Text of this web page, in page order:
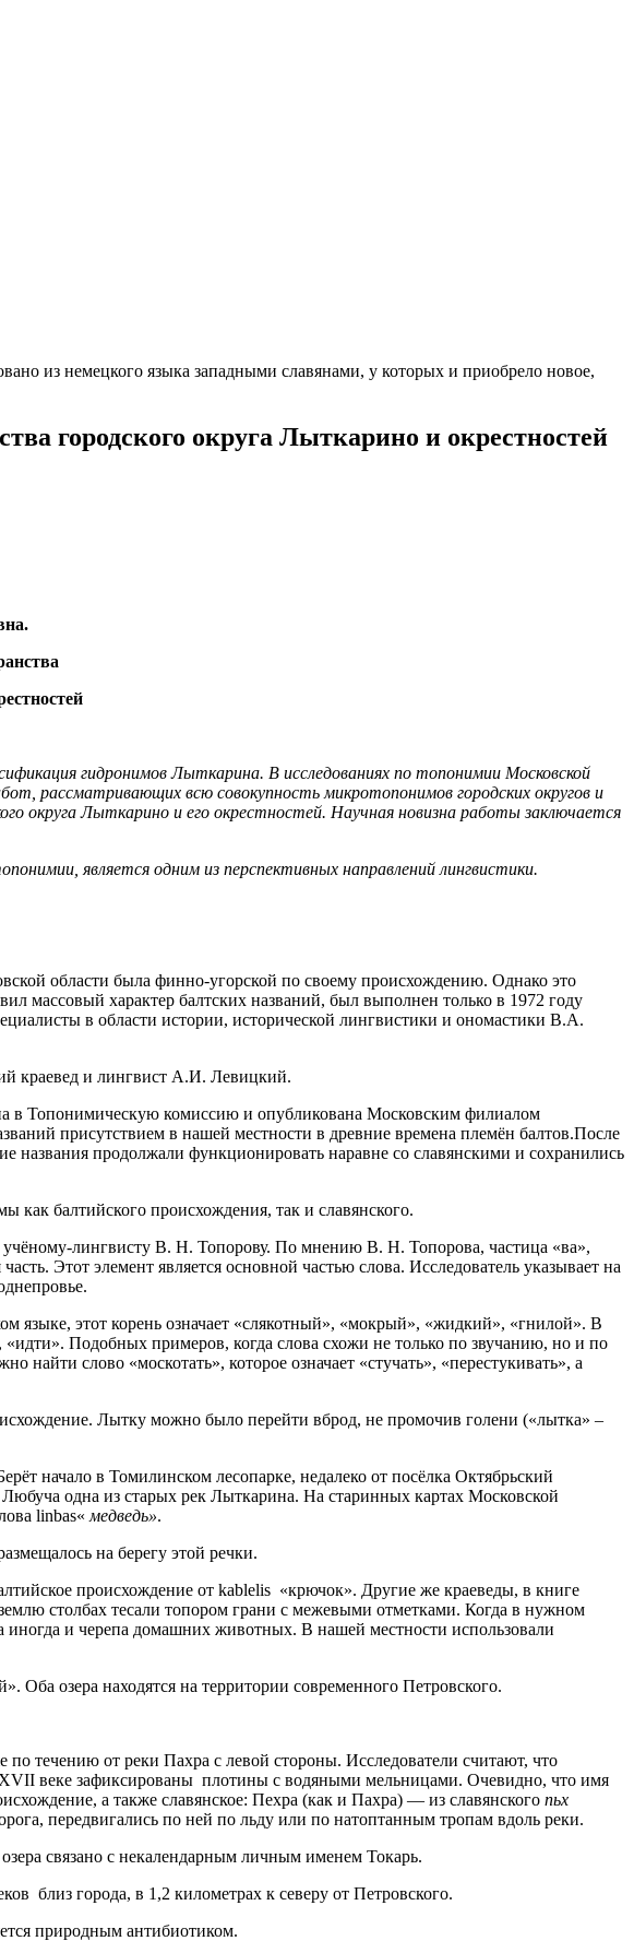
из немецкого языка западными славянами, у которых и приобрело новое,
городского округа Лыткарино и окрестностей
гидронимов Лыткарина. В исследованиях по топонимии Московской
рассматривающих всю совокупность микротопонимов городских округов и
округа Лыткарино и его окрестностей. Научная новизна работы заключается
является одним из перспективных направлений лингвистики.
области была финно-угорской по своему происхождению. Однако это
массовый характер балтских названий, был выполнен только в 1972 году
в области истории, исторической лингвистики и ономастики В.А.
краевед и лингвист А.И. Левицкий.
в Топонимическую комиссию и опубликована Московским филиалом
присутствием в нашей местности в древние времена племён балтов.После
названия продолжали функционировать наравне со славянскими и сохранились
балтийского происхождения, так и славянского.
лингвисту В. Н. Топорову. По мнению В. Н. Топорова, частица «ва»,
Этот элемент является основной частью слова. Исследователь указывает на
языке, этот корень означает «слякотный», «мокрый», «жидкий», «гнилой». В
«идти». Подобных примеров, когда слова схожи не только по звучанию, но и по
слово «москотать», которое означает «стучать», «перестукивать», а
Лытку можно было перейти вброд, не промочив голени («лытка» –
начало в Томилинском лесопарке, недалеко от посёлка Октябрьский
одна из старых рек Лыткарина. На старинных картах Московской
linbas« медведь».
на берегу этой речки.
происхождение от kablelis «крючок». Другие же краеведы, в книге
столбах тесали топором грани с межевыми отметками. Когда в нужном
и черепа домашних животных. В нашей местности использовали
Оба озера находятся на территории современного Петровского.
течению от реки Пахра с левой стороны. Исследователи считают, что
XVII веке зафиксированы плотины с водяными мельницами. Очевидно, что имя
а также славянское: Пехра (как и Пахра) — из славянского пьх
передвигались по ней по льду или по натоптанным тропам вдоль реки.
связано с некалендарным личным именем Токарь.
близ города, в 1,2 километрах к северу от Петровского.
природным антибиотиком.